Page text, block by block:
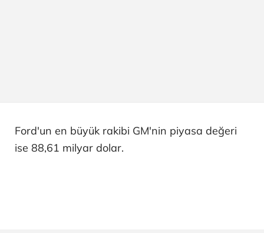
Ford'un en büyük rakibi GM'nin piyasa değeri
ise 88,61 milyar dolar.